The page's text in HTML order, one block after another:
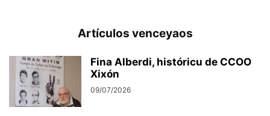
Artículos venceyaos
Fina Alberdi, históricu de CCOO
Xixón
09/07/2026